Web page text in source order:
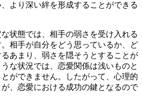
より深い絆を形成することができる
状態では、相手の弱さを受け入れる
相手が自分をどう思っているか、ど
あまり、弱さを隠そうとすることが
な状況では、恋愛関係は浅いものと
ができません。したがって、心理的
、恋愛における成功の鍵となるので